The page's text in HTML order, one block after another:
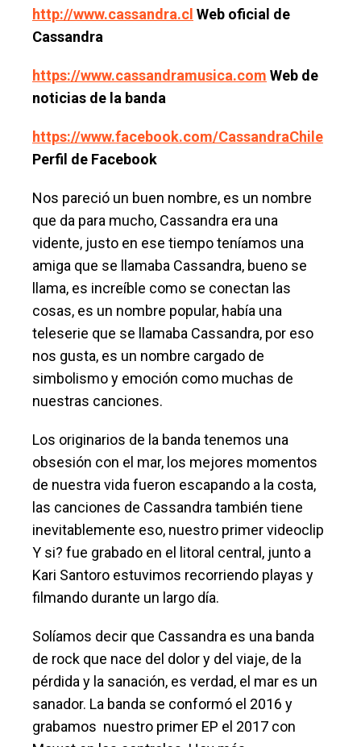
http://www.cassandra.cl Web oficial de
Cassandra
https://www.cassandramusica.com Web de
noticias de la banda
https://www.facebook.com/CassandraChile
Perfil de Facebook
Nos pareció un buen nombre, es un nombre
que da para mucho, Cassandra era una
vidente, justo en ese tiempo teníamos una
amiga que se llamaba Cassandra, bueno se
llama, es increíble como se conectan las
cosas, es un nombre popular, había una
teleserie que se llamaba Cassandra, por eso
nos gusta, es un nombre cargado de
simbolismo y emoción como muchas de
nuestras canciones.
Los originarios de la banda tenemos una
obsesión con el mar, los mejores momentos
de nuestra vida fueron escapando a la costa,
las canciones de Cassandra también tiene
inevitablemente eso, nuestro primer videoclip
Y si? fue grabado en el litoral central, junto a
Kari Santoro estuvimos recorriendo playas y
filmando durante un largo día.
Solíamos decir que Cassandra es una banda
de rock que nace del dolor y del viaje, de la
pérdida y la sanación, es verdad, el mar es un
sanador. La banda se conformó el 2016 y
grabamos nuestro primer EP el 2017 con